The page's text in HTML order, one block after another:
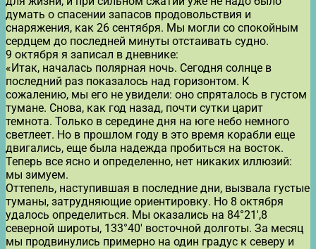
думать о спасении запасов продовольствия и
снаряжения, как 26 сентября. Мы могли со спокойным
сердцем до последней минуты отстаивать судно.
9 октября я записал в дневнике:
«Итак, началась полярная ночь. Сегодня солнце в
последний раз показалось над горизонтом. К
сожалению, мы его не увидели: оно спряталось в густом
тумане. Снова, как год назад, почти сутки царит
темнота. Только в середине дня на юге небо немного
светлеет. Но в прошлом году в это время корабли еще
двигались, еще была надежда пробиться на восток.
Теперь все ясно и определенно, нет никаких иллюзий:
мы зимуем.
Оттепель, наступившая в последние дни, вызвала густые
туманы, затрудняющие ориентировку. Но 8 октября
удалось определиться. Мы оказались на 84°21′,8
северной широты, 133°40′ восточной долготы. За месяц
мы продвинулись примерно на один градус к северу и